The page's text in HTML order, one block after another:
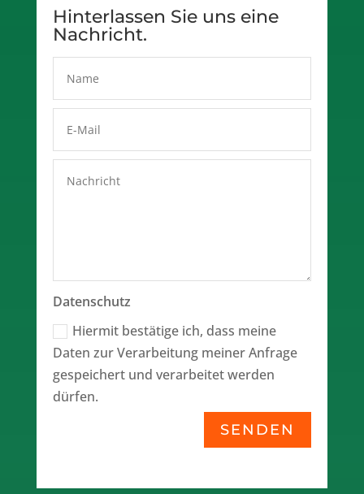
Hinterlassen Sie uns eine
Nachricht.
Datenschutz
Hiermit bestätige ich, dass meine
Daten zur Verarbeitung meiner Anfrage
gespeichert und verarbeitet werden
dürfen.
SENDEN